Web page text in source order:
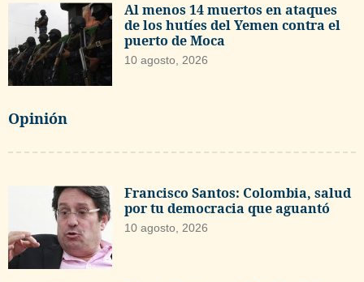
Al menos 14 muertos en ataques
de los hutíes del Yemen contra el
puerto de Moca
10 agosto, 2026
Opinión
Francisco Santos: Colombia, salud
por tu democracia que aguantó
10 agosto, 2026